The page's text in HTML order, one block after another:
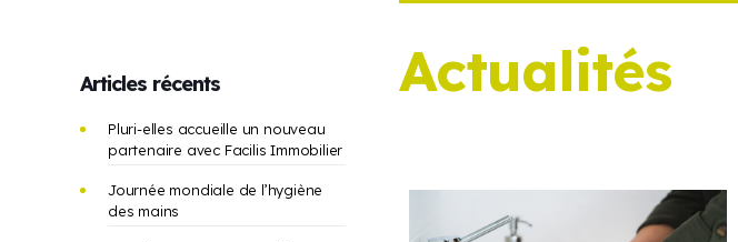
Actualités
Articles récents
Pluri-elles accueille un nouveau
partenaire avec Facilis Immobilier
Journée mondiale de l’hygiène
des mains